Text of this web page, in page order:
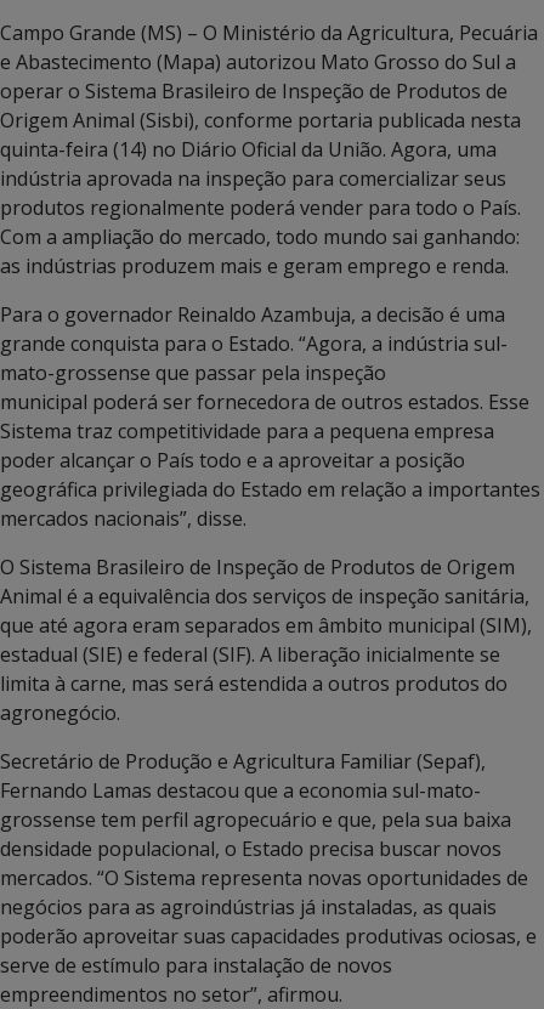
Campo Grande (MS) – O Ministério da Agricultura, Pecuária
e Abastecimento (Mapa) autorizou Mato Grosso do Sul a
operar o Sistema Brasileiro de Inspeção de Produtos de
Origem Animal (Sisbi), conforme portaria publicada nesta
quinta-feira (14) no Diário Oficial da União. Agora, uma
indústria aprovada na inspeção para comercializar seus
produtos regionalmente poderá vender para todo o País.
Com a ampliação do mercado, todo mundo sai ganhando:
as indústrias produzem mais e geram emprego e renda.
Para o governador Reinaldo Azambuja, a decisão é uma
grande conquista para o Estado. “Agora, a indústria sul-
mato-grossense que passar pela inspeção
municipal poderá ser fornecedora de outros estados. Esse
Sistema traz competitividade para a pequena empresa
poder alcançar o País todo e a aproveitar a posição
geográfica privilegiada do Estado em relação a importantes
mercados nacionais”, disse.
O Sistema Brasileiro de Inspeção de Produtos de Origem
Animal é a equivalência dos serviços de inspeção sanitária,
que até agora eram separados em âmbito municipal (SIM),
estadual (SIE) e federal (SIF). A liberação inicialmente se
limita à carne, mas será estendida a outros produtos do
agronegócio.
Secretário de Produção e Agricultura Familiar (Sepaf),
Fernando Lamas destacou que a economia sul-mato-
grossense tem perfil agropecuário e que, pela sua baixa
densidade populacional, o Estado precisa buscar novos
mercados. “O Sistema representa novas oportunidades de
negócios para as agroindústrias já instaladas, as quais
poderão aproveitar suas capacidades produtivas ociosas, e
serve de estímulo para instalação de novos
empreendimentos no setor”, afirmou.